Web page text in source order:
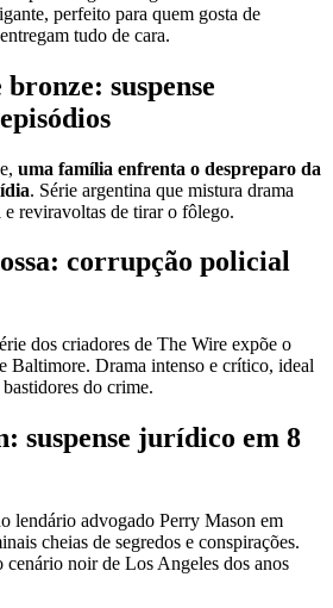
perfeito para quem gosta de
tudo de cara.
suspense
uma família enfrenta o despreparo da
. Série argentina que mistura drama
reviravoltas de tirar o fôlego.
corrupção policial
dos criadores de The Wire expõe o
Baltimore. Drama intenso e crítico, ideal
do crime.
suspense jurídico em 8
lendário advogado Perry Mason em
cheias de segredos e conspirações.
noir de Los Angeles dos anos